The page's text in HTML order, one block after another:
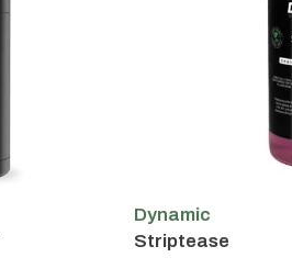
Dynamic
Striptease